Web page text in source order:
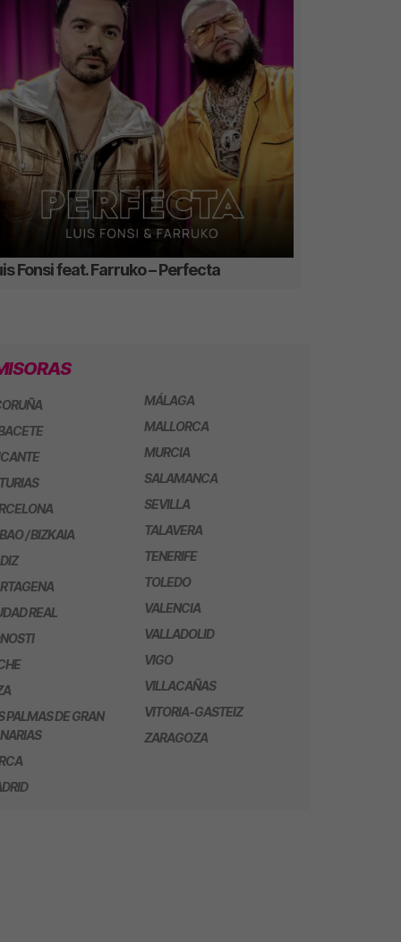
Fonsi feat. Farruko – Perfecta
/ BIZKAIA
REAL
PALMAS DE GRAN
MÁLAGA
MALLORCA
MURCIA
SALAMANCA
SEVILLA
TALAVERA
TENERIFE
TOLEDO
VALENCIA
VALLADOLID
VIGO
VILLACAÑAS
VITORIA-GASTEIZ
ZARAGOZA